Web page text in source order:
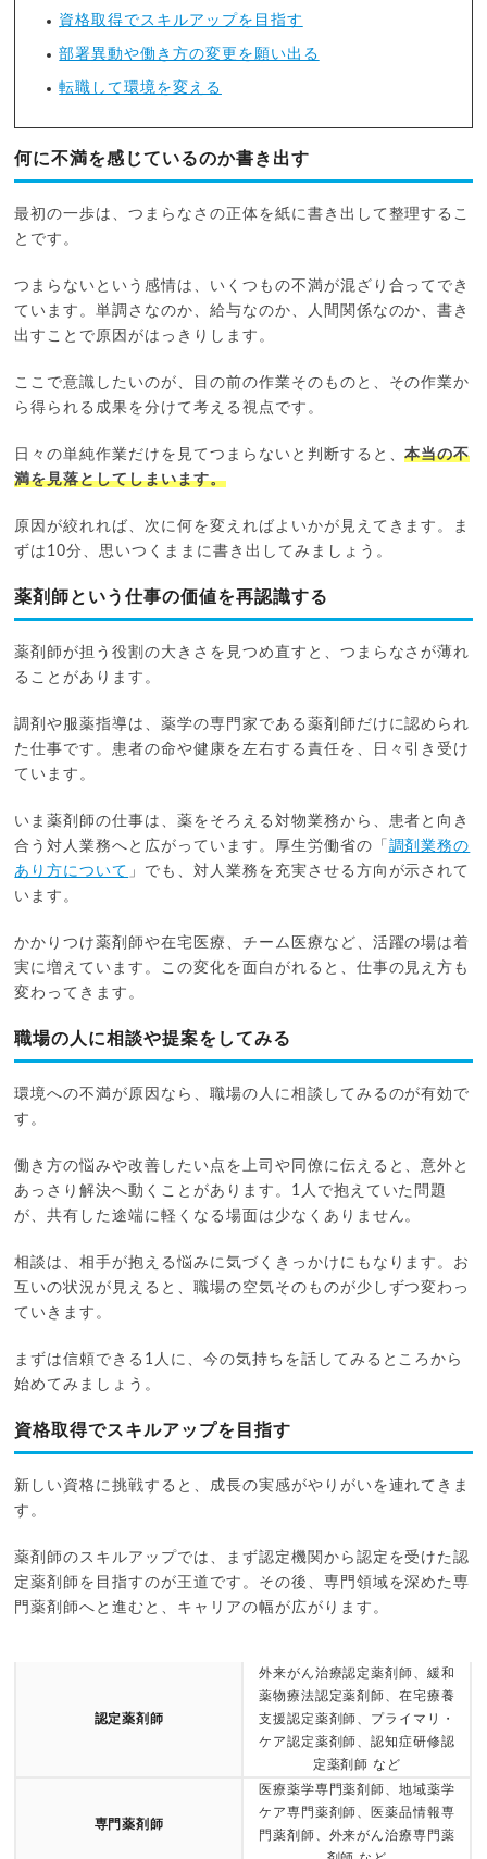
資格取得でスキルアップを目指す
部署異動や働き方の変更を願い出る
転職して環境を変える
何に不満を感じているのか書き出す
最初の一歩は、つまらなさの正体を紙に書き出して整理するこ
とです。
つまらないという感情は、いくつもの不満が混ざり合ってでき
ています。単調さなのか、給与なのか、人間関係なのか、書き
出すことで原因がはっきりします。
ここで意識したいのが、目の前の作業そのものと、その作業か
ら得られる成果を分けて考える視点です。
日々の単純作業だけを見てつまらないと判断すると、本当の不
満を見落としてしまいます。
原因が絞れれば、次に何を変えればよいかが見えてきます。ま
ずは10分、思いつくままに書き出してみましょう。
薬剤師という仕事の価値を再認識する
薬剤師が担う役割の大きさを見つめ直すと、つまらなさが薄れ
ることがあります。
調剤や服薬指導は、薬学の専門家である薬剤師だけに認められ
た仕事です。患者の命や健康を左右する責任を、日々引き受け
ています。
いま薬剤師の仕事は、薬をそろえる対物業務から、患者と向き
合う対人業務へと広がっています。厚生労働省の「 調剤業務の
あり方について 」でも、対人業務を充実させる方向が示されて
います。
かかりつけ薬剤師や在宅医療、チーム医療など、活躍の場は着
実に増えています。この変化を面白がれると、仕事の見え方も
変わってきます。
職場の人に相談や提案をしてみる
環境への不満が原因なら、職場の人に相談してみるのが有効で
す。
働き方の悩みや改善したい点を上司や同僚に伝えると、意外と
あっさり解決へ動くことがあります。1人で抱えていた問題
が、共有した途端に軽くなる場面は少なくありません。
相談は、相手が抱える悩みに気づくきっかけにもなります。お
互いの状況が見えると、職場の空気そのものが少しずつ変わっ
ていきます。
まずは信頼できる1人に、今の気持ちを話してみるところから
始めてみましょう。
資格取得でスキルアップを目指す
新しい資格に挑戦すると、成長の実感がやりがいを連れてきま
す。
薬剤師のスキルアップでは、まず認定機関から認定を受けた認
定薬剤師を目指すのが王道です。その後、専門領域を深めた専
門薬剤師へと進むと、キャリアの幅が広がります。
認定薬剤師
外来がん治療認定薬剤師、緩和
薬物療法認定薬剤師、在宅療養
支援認定薬剤師、プライマリ・
ケア認定薬剤師、認知症研修認
定薬剤師 など
専門薬剤師
医療薬学専門薬剤師、地域薬学
ケア専門薬剤師、医薬品情報専
門薬剤師、外来がん治療専門薬